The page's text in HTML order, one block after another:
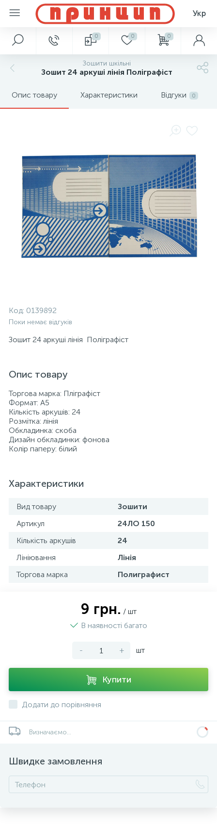
Укр
0 0 0
Зошити шкільні
Зошит 24 аркуші лінія Поліграфіст
Опис товару Характеристики Відгуки 0
Код: 0139892
Поки немає відгуків
Зошит 24 аркуші лінія Поліграфіст
Опис товару
Торгова марка: Пліграфіст
Формат: А5
Кількість аркушів: 24
Розмітка: лінія
Обкладинка: скоба
Дизайн обкладинки: фонова
Колір паперу: білий
Характеристики
Вид товару
Зошити
Артикул
24ЛО 150
Кількість аркушів
24
Лініювання
Лінія
Торгова марка
Полиграфист
9 грн. / шт
В наявності багато
- + шт
Купити
Додати до порівняння
Визначаємо...
Швидке замовлення